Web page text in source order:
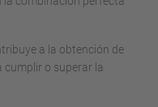
a la obtención de
cumplir o superar la